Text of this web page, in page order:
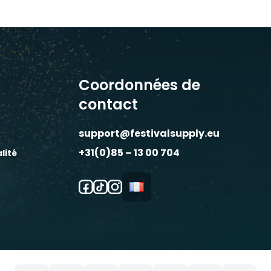
Coordonnées de
contact
support@festivalsupply.eu
+31(0)85 – 13 00 704